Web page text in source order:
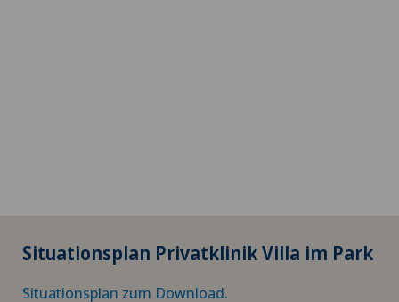
Situationsplan Privatklinik Villa im Park
Situationsplan zum Download.